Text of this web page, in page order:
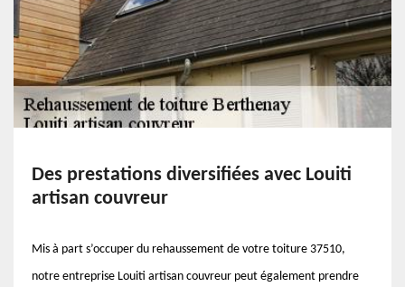
Des prestations diversifiées avec Louiti
artisan couvreur
Mis à part s’occuper du rehaussement de votre toiture 37510,
notre entreprise Louiti artisan couvreur peut également prendre